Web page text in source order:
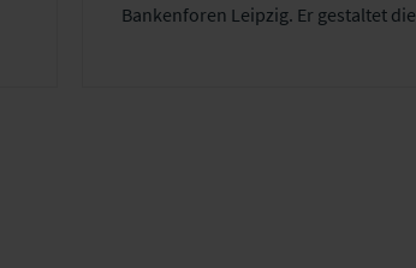
Bankenforen Leipzig. Er gestaltet die